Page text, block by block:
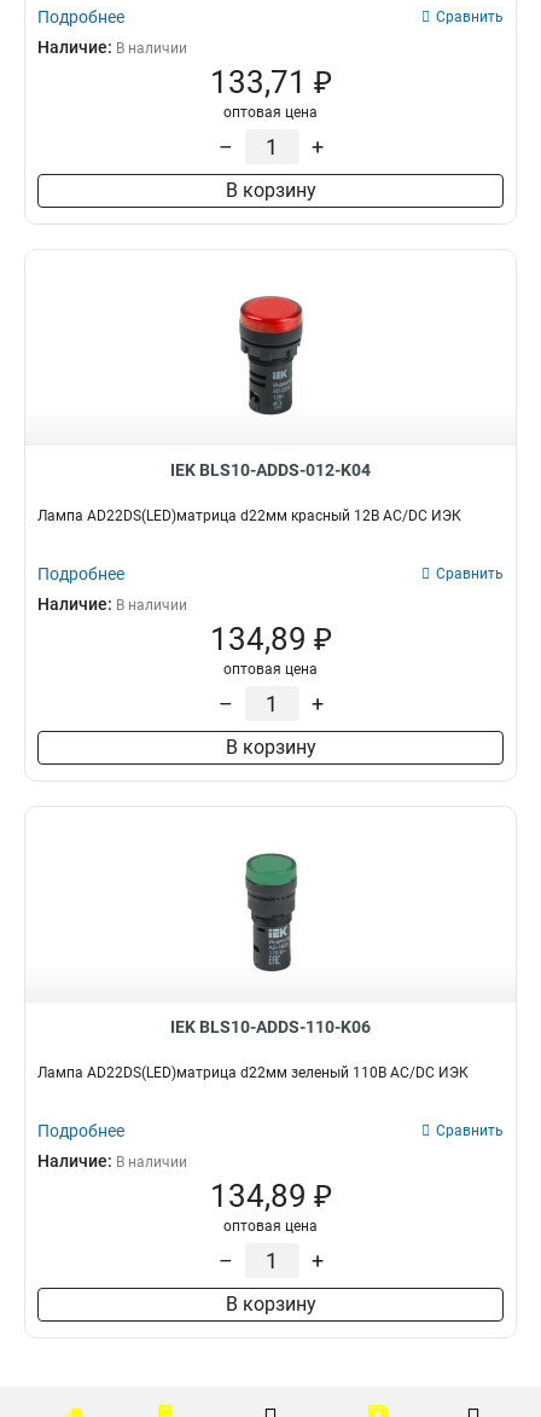
Подробнее Сравнить
Наличие: В наличии
133,71 ₽
оптовая цена
– +
В корзину
IEK BLS10-ADDS-012-K04
Лампа AD22DS(LED)матрица d22мм красный 12В AC/DC ИЭК
Подробнее Сравнить
Наличие: В наличии
134,89 ₽
оптовая цена
– +
В корзину
IEK BLS10-ADDS-110-K06
Лампа AD22DS(LED)матрица d22мм зеленый 110В AC/DC ИЭК
Подробнее Сравнить
Наличие: В наличии
134,89 ₽
оптовая цена
– +
В корзину